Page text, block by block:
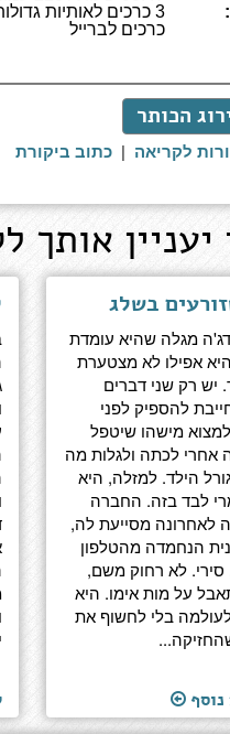
כרכים לברייל
הכותר
| כתוב ביקורת
יעניין אותך
בשלג
מגלה שהיא עומדת
אפילו לא מצטערת
יש רק שני דברים
להספיק לפני
מישהו שיטפל
אחרי לכתה ולגלות מה
הילד. למזלה, היא
לבד בזה. החברה
לאחרונה מסייעת לה,
הנחמדה מהטלפון
לא רחוק משם,
על מות אימו. היא
בלי לחשוף את